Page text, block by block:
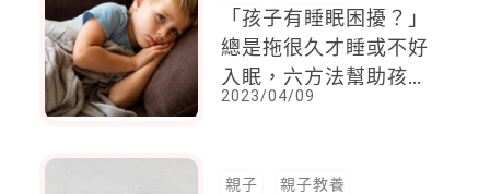
「孩子有睡眠困擾？」
總是拖很久才睡或不好
入眠，六方法幫助孩子
更好入睡
2023/04/09
親子 親子教養